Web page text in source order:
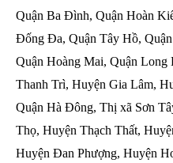
Quận Ba Đình, Quận Hoàn
Đống Đa, Quận Tây Hồ,
Quận Hoàng Mai, Quận
Thanh Trì, Huyện Gia Lâm,
Quận Hà Đông, Thị xã Sơn
Thọ, Huyện Thạch Thất,
Huyện Đan Phượng, Huyện